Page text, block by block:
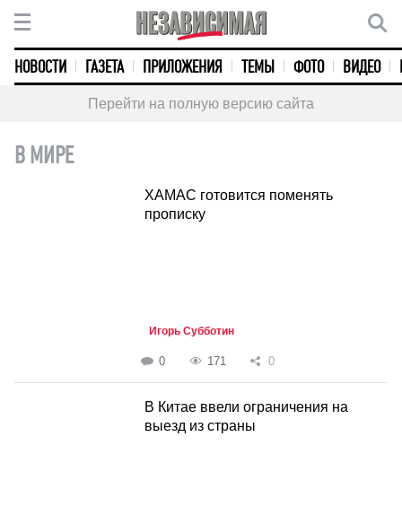
НОВОСТИ ГАЗЕТА ПРИЛОЖЕНИЯ ТЕМЫ ФОТО ВИДЕО
Перейти на полную версию сайта
В МИРЕ
ХАМАС готовится поменять
прописку
Игорь Субботин
0 171 0
В Китае ввели ограничения на
выезд из страны